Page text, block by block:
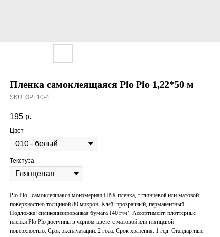
Пленка самоклеящаяся Plo Plo 1,22*50 м
SKU: ОРГ10-4
195 р.
Цвет
Текстура
Plo Plo - cамоклеящаяся мономерная ПВХ пленка, с глянцевой или матовой
поверхностью толщиной 80 микрон. Клей: прозрачный, перманентный.
Подложка: силиконизированная бумага 140 г/м². Ассортимент: плоттерные
пленки Plo Plo доступны в черном цвете, с матовой или глянцевой
поверхностью. Срок эксплуатации: 2 года. Срок хранения: 1 год. Стандартные